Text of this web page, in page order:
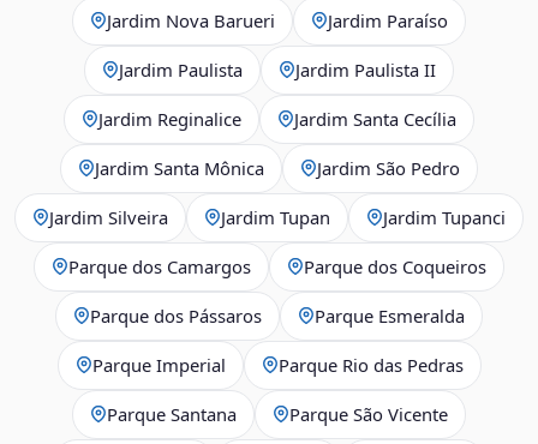
Jardim Nova Barueri Jardim Paraíso
Jardim Paulista Jardim Paulista II
Jardim Reginalice Jardim Santa Cecília
Jardim Santa Mônica Jardim São Pedro
Jardim Silveira Jardim Tupan Jardim Tupanci
Parque dos Camargos Parque dos Coqueiros
Parque dos Pássaros Parque Esmeralda
Parque Imperial Parque Rio das Pedras
Parque Santana Parque São Vicente